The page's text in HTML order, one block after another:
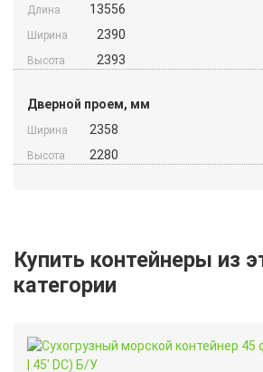
Длина 13556
Ширина 2390
Высота 2393
Дверной проем, мм
Ширина 2358
Высота 2280
Купить контейнеры из
категории